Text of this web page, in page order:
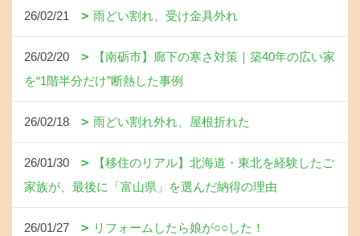
26/02/21 雨どい割れ、受け金具外れ
26/02/20
【南砺市】廊下の寒さ対策｜築40年の広い家
を“1階半分だけ”断熱した事例
26/02/18 雨どい割れ外れ、屋根折れた
26/01/30
【移住のリアル】北海道・東北を経験したご
家族が、最後に「富山県」を選んだ納得の理由
26/01/27 リフォームしたら娘が○○した！